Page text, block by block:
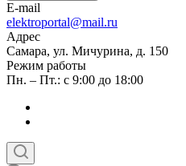
E-mail
elektroportal@mail.ru
Адрес
Самара, ул. Мичурина, д. 150
Режим работы
Пн. – Пт.: с 9:00 до 18:00